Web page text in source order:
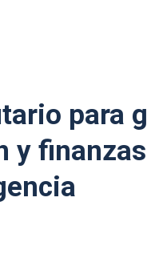
para
y